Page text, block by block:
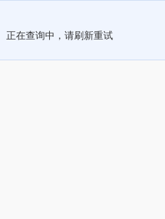
正在查询中，请刷新重试